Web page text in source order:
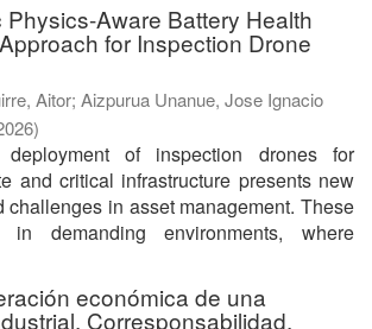
Aware Battery Health
for Inspection Drone
Aitor; Aizpurua Unanue, Jose Ignacio
)
of inspection drones for
and critical infrastructure presents new
challenges in asset management. These
in demanding environments, where
económica de una
Corresponsabilidad,